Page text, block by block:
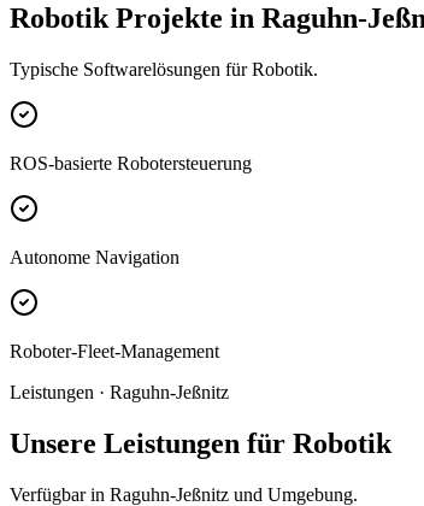
Robotik Projekte in Raguhn-
Typische Softwarelösungen für Robotik.
ROS-basierte Robotersteuerung
Autonome Navigation
Roboter-Fleet-Management
Leistungen · Raguhn-Jeßnitz
Unsere Leistungen für Robotik
Verfügbar in Raguhn-Jeßnitz und Umgebung.